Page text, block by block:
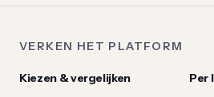
VERKEN HET PLATFORM
Kiezen & vergelijken
Per